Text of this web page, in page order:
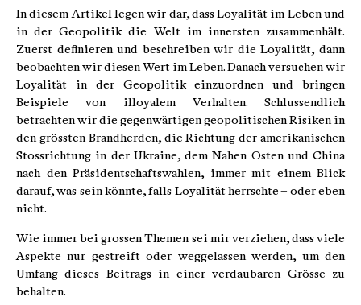
In diesem Artikel legen wir dar, dass Loyalität im Leben und
in der Geopolitik die Welt im innersten zusammenhält.
Zuerst definieren und beschreiben wir die Loyalität, dann
beobachten wir diesen Wert im Leben. Danach versuchen wir
Loyalität in der Geopolitik einzuordnen und bringen
Beispiele von illoyalem Verhalten. Schlussendlich
betrachten wir die gegenwärtigen geopolitischen Risiken in
den grössten Brandherden, die Richtung der amerikanischen
Stossrichtung in der Ukraine, dem Nahen Osten und China
nach den Präsidentschaftswahlen, immer mit einem Blick
darauf, was sein könnte, falls Loyalität herrschte – oder eben
nicht.
Wie immer bei grossen Themen sei mir verziehen, dass viele
Aspekte nur gestreift oder weggelassen werden, um den
Umfang dieses Beitrags in einer verdaubaren Grösse zu
behalten.